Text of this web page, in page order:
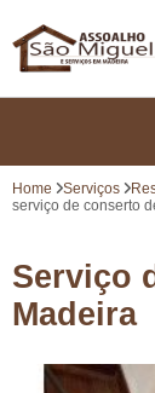
Home Serviços
serviço de conserto
Serviço
Madeira